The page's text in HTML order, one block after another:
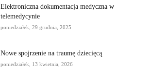
Elektroniczna dokumentacja medyczna w
telemedycynie
poniedziałek, 29 grudnia, 2025
Nowe spojrzenie na traumę dziecięcą
poniedziałek, 13 kwietnia, 2026